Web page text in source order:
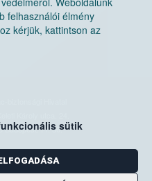
felhasználói élmény
kérjük, kattintson az
sütik
biztonsági Hivatal
Budapest. Pf. 30.